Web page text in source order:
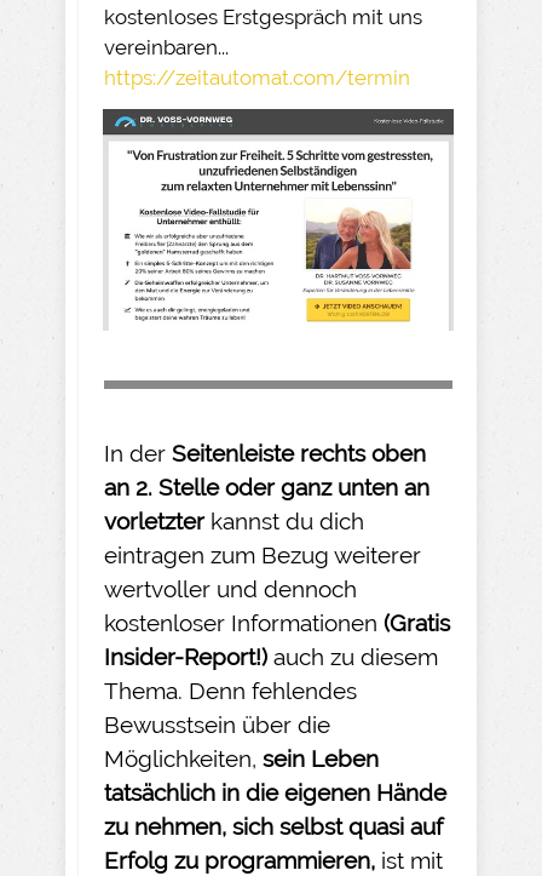
kostenloses Erstgespräch mit uns
vereinbaren...
https://zeitautomat.com/termin
In der Seitenleiste rechts oben
an 2. Stelle oder ganz unten an
vorletzter kannst du dich
eintragen zum Bezug weiterer
wertvoller und dennoch
kostenloser Informationen (Gratis
Insider-Report!) auch zu diesem
Thema. Denn fehlendes
Bewusstsein über die
Möglichkeiten, sein Leben
tatsächlich in die eigenen Hände
zu nehmen, sich selbst quasi auf
Erfolg zu programmieren, ist mit